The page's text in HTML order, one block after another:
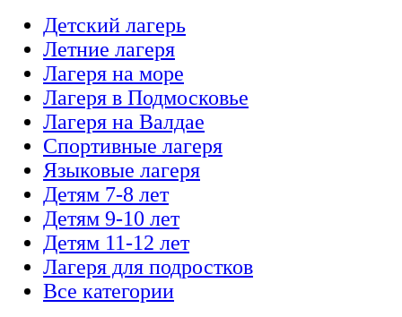
Детский лагерь
Летние лагеря
Лагеря на море
Лагеря в Подмосковье
Лагеря на Валдае
Спортивные лагеря
Языковые лагеря
Детям 7-8 лет
Детям 9-10 лет
Детям 11-12 лет
Лагеря для подростков
Все категории